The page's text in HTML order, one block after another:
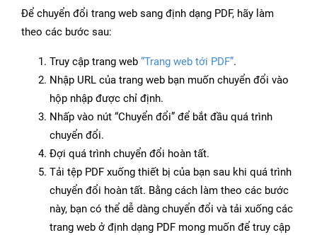
Để chuyển đổi trang web sang định dạng PDF, hãy làm
theo các bước sau:
Truy cập trang web “Trang web tới PDF”.
Nhập URL của trang web bạn muốn chuyển đổi vào
hộp nhập được chỉ định.
Nhấp vào nút “Chuyển đổi” để bắt đầu quá trình
chuyển đổi.
Đợi quá trình chuyển đổi hoàn tất.
Tải tệp PDF xuống thiết bị của bạn sau khi quá trình
chuyển đổi hoàn tất. Bằng cách làm theo các bước
này, bạn có thể dễ dàng chuyển đổi và tải xuống các
trang web ở định dạng PDF mong muốn để truy cập